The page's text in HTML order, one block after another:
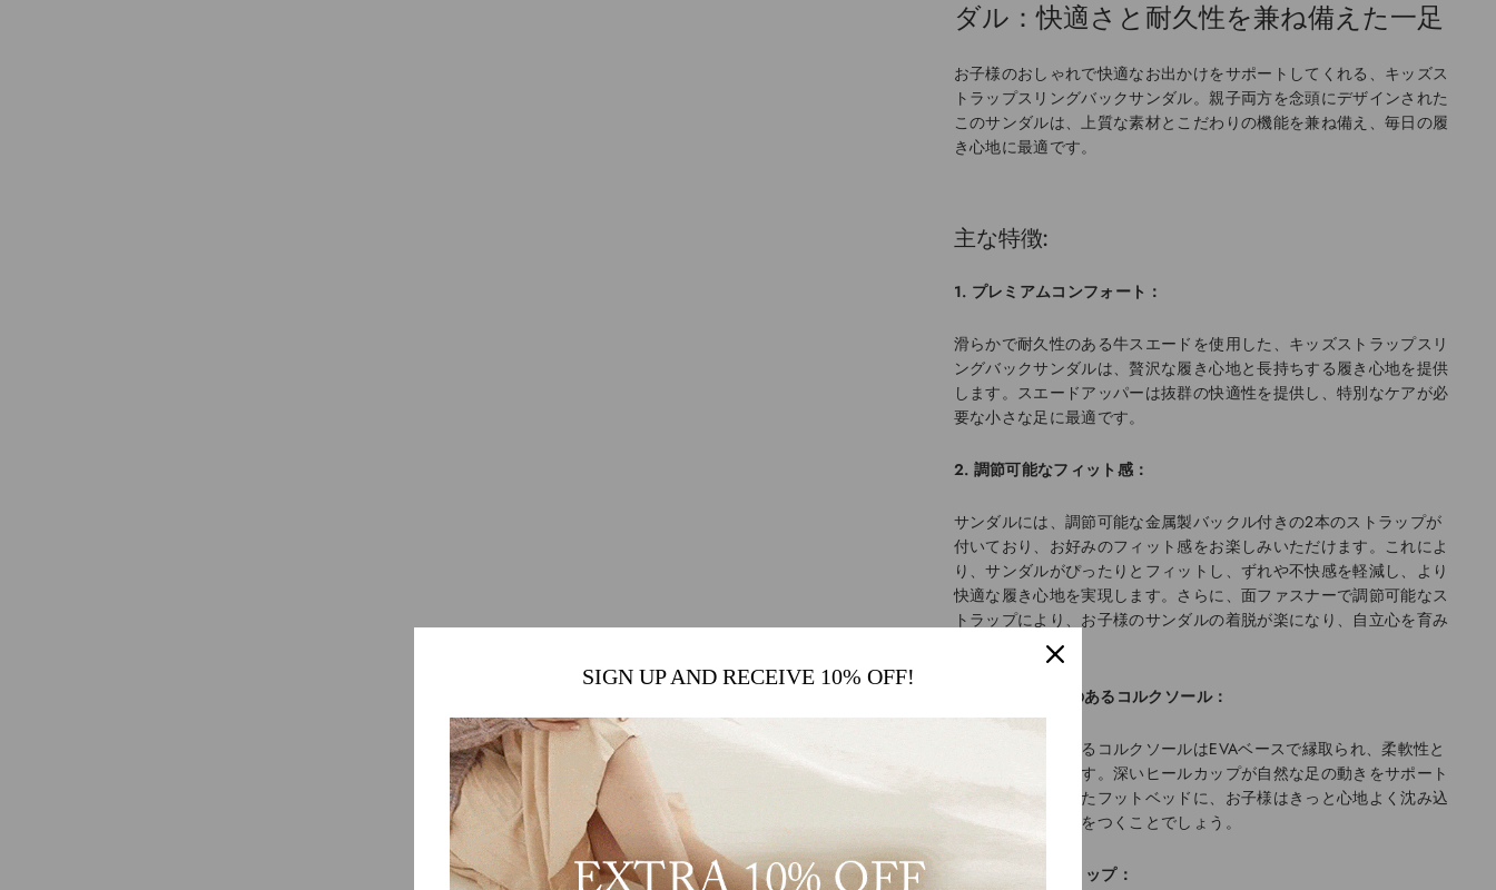
ダル：快適さと耐久性を兼ね備えた一足
お子様のおしゃれで快適なお出かけをサポートしてくれる、キッズス
トラップスリングバックサンダル。親子両方を念頭にデザインされた
このサンダルは、上質な素材とこだわりの機能を兼ね備え、毎日の履
き心地に最適です。
主な特徴:
1. プレミアムコンフォート：
滑らかで耐久性のある牛スエードを使用した、キッズストラップスリ
ングバックサンダルは、贅沢な履き心地と長持ちする履き心地を提供
します。スエードアッパーは抜群の快適性を提供し、特別なケアが必
要な小さな足に最適です。
2. 調節可能なフィット感：
サンダルには、調節可能な金属製バックル付きの2本のストラップが
付いており、お好みのフィット感をお楽しみいただけます。これによ
り、サンダルがぴったりとフィットし、ずれや不快感を軽減し、より
快適な履き心地を実現します。さらに、面ファスナーで調節可能なス
トラップにより、お子様のサンダルの着脱が楽になり、自立心を育み
3. クッション性のあるコルクソール：
クッション性のあるコルクソールはEVAベースで縁取られ、柔軟性と
快適性を保証します。深いヒールカップが自然な足の動きをサポート
するよう設計されたフットベッドに、お子様はきっと心地よく沈み込
み、安堵のため息をつくことでしょう。
4. 強化されたグリップ：
SIGN UP AND RECEIVE 10% OFF!